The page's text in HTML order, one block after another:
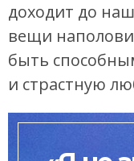
доходит до
вещи
быть
и страстную